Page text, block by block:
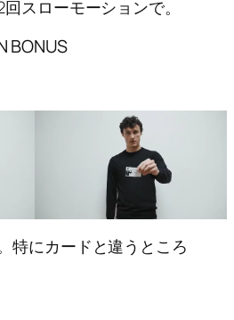
スローモーションで。
BONUS
特にカードと違うところ